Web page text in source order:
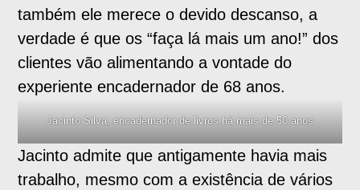
também ele merece o devido descanso, a
verdade é que os “faça lá mais um ano!” dos
clientes vão alimentando a vontade do
experiente encadernador de 68 anos.
Jacinto Silva, encadernador de livros há mais de 50 anos
Jacinto admite que antigamente havia mais
trabalho, mesmo com a existência de vários